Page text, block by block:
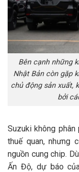
Bên cạnh những
Nhật Bản còn gặp
chủ động sản xuất,
bởi
Suzuki không
thuế quan, nhưng
nguồn cung chip.
Ấn Độ, dự báo